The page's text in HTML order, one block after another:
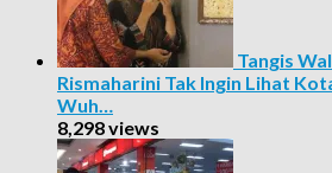
Tangis
Rismaharini Tak Ingin Lihat
Wuh…
8,298 views